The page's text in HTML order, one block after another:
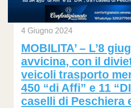
4 Giugno 2024
MOBILITA’ – L’8
avvicina, con il
veicoli trasporto
450 “di Affi” e 11
caselli di Peschiera